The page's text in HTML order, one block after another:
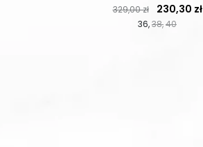
36 38 40
Cena regularna
329,00 zł Cena
230,30 zł